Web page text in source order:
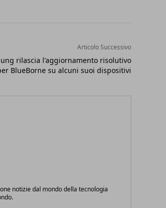
Articolo Successivo
rilascia l'aggiornamento risolutivo
BlueBorne su alcuni suoi dispositivi
notizie dal mondo della tecnologia